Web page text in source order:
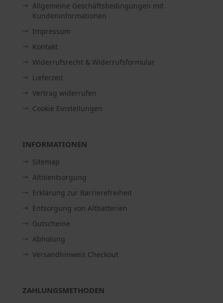
Allgemeine Geschäftsbedingungen mit
Kundeninformationen
Impressum
Kontakt
Widerrufsrecht & Widerrufsformular
Lieferzeit
Vertrag widerrufen
Cookie Einstellungen
INFORMATIONEN
Sitemap
Altölentsorgung
Erklärung zur Barrierefreiheit
Entsorgung von Altbatterien
Gutscheine
Abholung
Versandhinweis Checkout
ZAHLUNGSMETHODEN